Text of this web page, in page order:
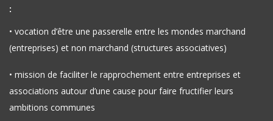
:
• vocation d’être une passerelle entre les mondes marchand
(entreprises) et non marchand (structures associatives)
• mission de faciliter le rapprochement entre entreprises et
associations autour d’une cause pour faire fructifier leurs
ambitions communes